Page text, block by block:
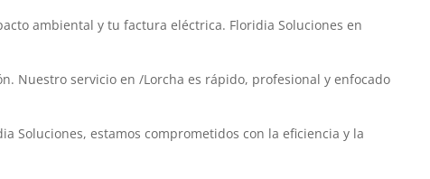
ambiental y tu factura eléctrica. Floridia Soluciones en
Nuestro servicio en /Lorcha es rápido, profesional y enfocado
Soluciones, estamos comprometidos con la eficiencia y la